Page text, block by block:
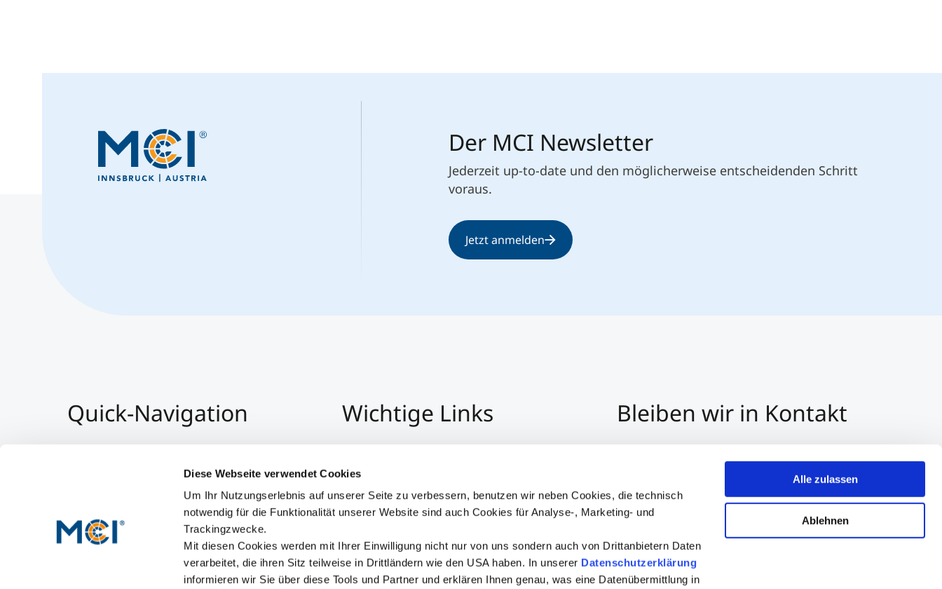
Diese Webseite verwendet Cookies
Um Ihr Nutzungserlebnis auf unserer Seite zu verbessern, benutzen wir neben Cookies, die technisch
notwendig für die Funktionalität unserer Website sind auch Cookies für Analyse-, Marketing- und
Trackingzwecke.
Mit diesen Cookies werden mit Ihrer Einwilligung nicht nur von uns sondern auch von Drittanbietern Daten
verarbeitet, die ihren Sitz teilweise in Drittländern wie den USA haben. In unserer Datenschutzerklärung
informieren wir Sie über diese Tools und Partner und erklären Ihnen genau, was eine Datenübermittlung in
Alle zulassen
Ablehnen
Der MCI Newsletter
Jederzeit up-to-date und den möglicherweise entscheidenden Schritt
voraus.
Jetzt anmelden
Quick-Navigation Wichtige Links
Datenschutz
Hinweisgeber:Innensystem
Barrierefreiheit
Bleiben wir in Kontakt
Per Whatsapp kontaktieren